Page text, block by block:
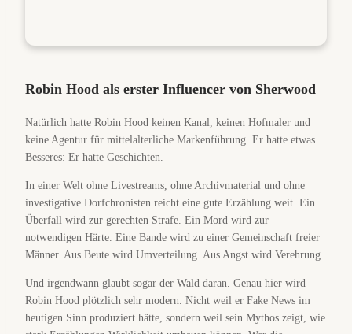
Robin Hood als erster Influencer von Sherwood
Natürlich hatte Robin Hood keinen Kanal, keinen Hofmaler und
keine Agentur für mittelalterliche Markenführung. Er hatte etwas
Besseres: Er hatte Geschichten.
In einer Welt ohne Livestreams, ohne Archivmaterial und ohne
investigative Dorfchronisten reicht eine gute Erzählung weit. Ein
Überfall wird zur gerechten Strafe. Ein Mord wird zur
notwendigen Härte. Eine Bande wird zu einer Gemeinschaft freier
Männer. Aus Beute wird Umverteilung. Aus Angst wird Verehrung.
Und irgendwann glaubt sogar der Wald daran. Genau hier wird
Robin Hood plötzlich sehr modern. Nicht weil er Fake News im
heutigen Sinn produziert hätte, sondern weil sein Mythos zeigt, wie